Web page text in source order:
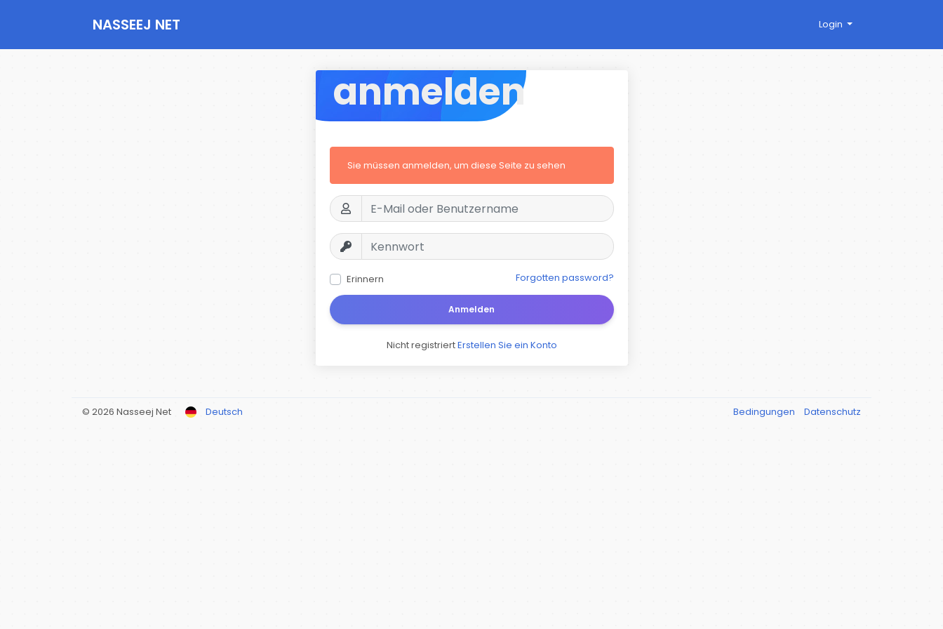
NASSEEJ NET Login
anmelden
Sie müssen anmelden, um diese Seite zu sehen
Erinnern Forgotten password?
Anmelden
Nicht registriertErstellen Sie ein Konto
© 2026 Nasseej Net Deutsch Bedingungen Datenschutz